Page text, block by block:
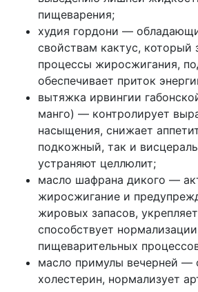
пищеварения;
худия гордони —
свойствам кактус, который
процессы жиросжигания,
обеспечивает приток
вытяжка ирвингии
манго) — контролирует
насыщения, снижает
подкожный, так и
устраняют целлюлит;
масло шафрана дикого —
жиросжигание и
жировых запасов,
способствует нормализации
пищеварительных
масло примулы вечерней —
холестерин, нормализует